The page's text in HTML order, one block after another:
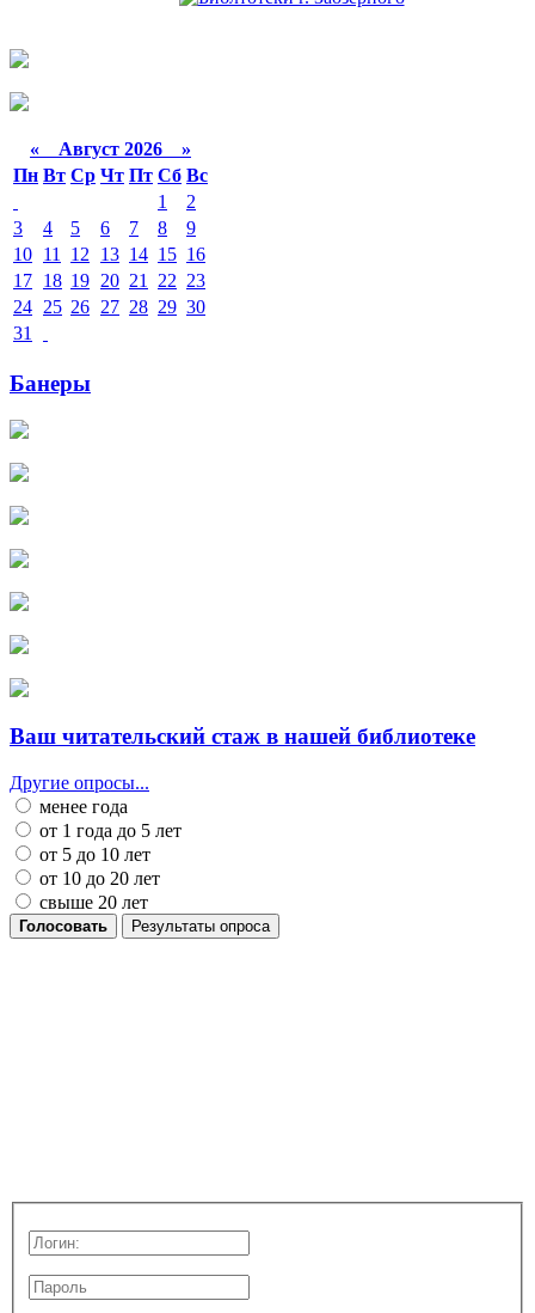
« Август 2026 »
Пн Вт Ср Чт Пт Сб Вс
1
2
3
4 5 6 7 8
9
10 11 12 13 14 15 16
17 18 19 20 21 22 23
24 25 26 27 28 29 30
31
Банеры
Ваш читательский стаж в нашей библиотеке
Другие опросы...
менее года
от 1 года до 5 лет
от 5 до 10 лет
от 10 до 20 лет
свыше 20 лет
Голосовать Результаты опроса